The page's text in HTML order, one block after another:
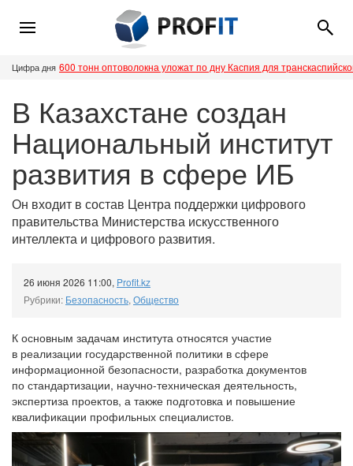
Цифра дня 600 тонн оптоволокна уложат по дну Каспия для
В Казахстане создан
Национальный институт
развития в сфере ИБ
Он входит в состав Центра поддержки цифрового
правительства Министерства искусственного
интеллекта и цифрового развития.
26 июня 2026 11:00, Profit.kz
Рубрики: Безопасность, Общество
К основным задачам института относятся участие
в реализации государственной политики в сфере
информационной безопасности, разработка документов
по стандартизации, научно-техническая деятельность,
экспертиза проектов, а также подготовка и повышение
квалификации профильных специалистов.